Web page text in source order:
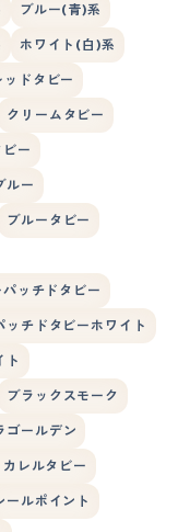
ブルー(青)系
ホワイト(白)系
ッドタビー
クリームタビー
ー
ルー
ブルータビー
ッチドタビー
ッチドタビーホワイト
ト
ブラックスモーク
ゴールデン
レルタビー
ールポイント